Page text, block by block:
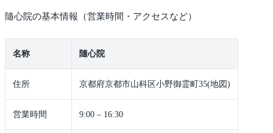
隨心院の基本情報（営業時間・アクセスなど）
名称 隨心院
住所 京都府京都市山科区小野御霊町35(地図)
営業時間 9:00 – 16:30